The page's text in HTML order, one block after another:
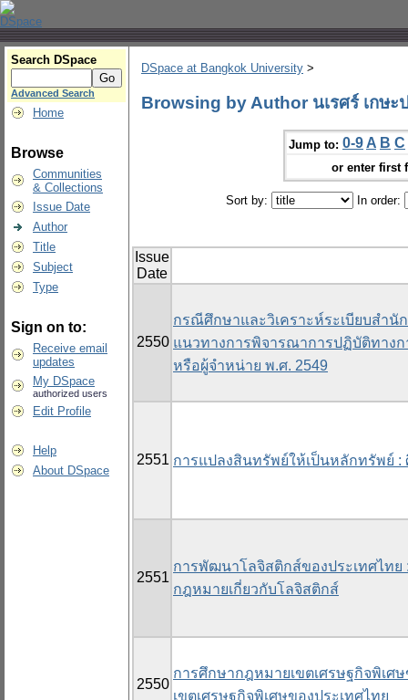
Search DSpace
Advanced Search
Home
Browse
Communities
& Collections
Issue Date
Author
Title
Subject
Type
Sign on to:
Receive email
updates
My DSpace
authorized users
Edit Profile
Help
About DSpace
DSpace at Bangkok University >
Browsing by Author นเรศร์ เกษะ
Jump to: 0-9 A B C
or enter first
Sort by: In order:
Issue
Date
2550
กรณีศึกษาและวิเคราะห์ระเบียบสำ
แนวทางการพิจารณาการปฏิบัติทาง
หรือผู้จำหน่าย พ.ศ. 2549
2551 การแปลงสินทรัพย์ให้เป็นหลักทรัพย์
2551
การพัฒนาโลจิสติกส์ของประเทศไท
กฎหมายเกี่ยวกับโลจิสติกส์
2550
การศึกษากฎหมายเขตเศรษฐกิจพิเศ
เขตเศรษฐกิจพิเศษของประเทศไทย